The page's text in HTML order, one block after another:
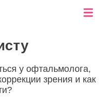
у офтальмолога,
зрения и как